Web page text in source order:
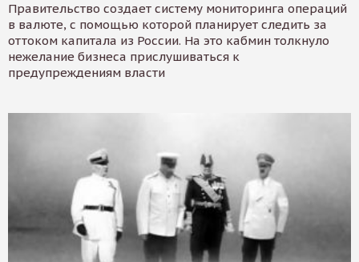
Правительство создает систему мониторинга операций
в валюте, с помощью которой планирует следить за
оттоком капитала из России. На это кабмин толкнуло
нежелание бизнеса прислушиваться к
предупреждениям власти